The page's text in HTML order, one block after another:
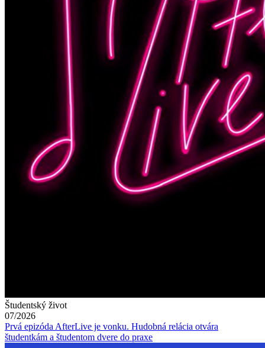
Študentský život
07/2026
Prvá epizóda AfterLive je vonku. Hudobná relácia otvára
študentkám a študentom dvere do praxe